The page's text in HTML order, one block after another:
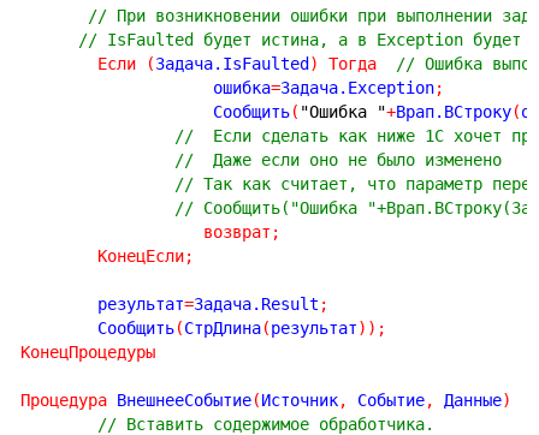
// При возникновении ошибки при выполнении
// IsFaulted будет истина, а в Exception будет
Если
(Задача.IsFaulted) Тогда
// Ошибка
		    ошибка
=Задача.Exception;
		    Сообщить
( "Ошибка "+Врап.ВСтроку(
//  Если сделать как ниже 1С хочет
//  Даже если оно не было изменено
// Так как считает, что параметр
// Сообщить("Ошибка
возврат ;
КонецЕсли;
	результат
=Задача.Result ;
	Сообщить
(СтрДлина(результат) ) ;
КонецПроцедуры
Процедура ВнешнееСобытие(Источник, Событие, Данные)
// Вставить содержимое обработчика.